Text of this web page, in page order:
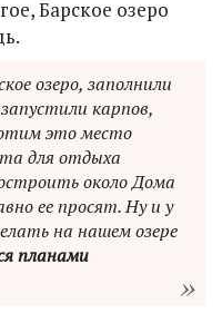
Барское озеро
озеро, заполнили
карпов,
это место
для отдыха
около Дома
ее просят. Ну и у
на нашем озере
планами